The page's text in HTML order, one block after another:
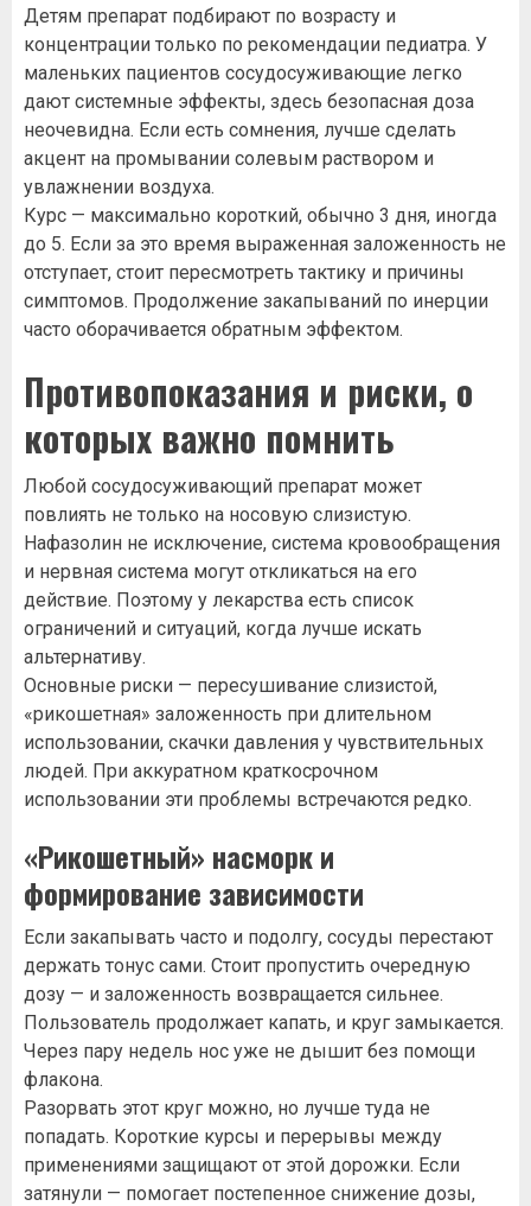
Детям препарат подбирают по возрасту и
концентрации только по рекомендации педиатра. У
маленьких пациентов сосудосуживающие легко
дают системные эффекты, здесь безопасная доза
неочевидна. Если есть сомнения, лучше сделать
акцент на промывании солевым раствором и
увлажнении воздуха.
Курс — максимально короткий, обычно 3 дня, иногда
до 5. Если за это время выраженная заложенность не
отступает, стоит пересмотреть тактику и причины
симптомов. Продолжение закапываний по инерции
часто оборачивается обратным эффектом.
Противопоказания и риски, о
которых важно помнить
Любой сосудосуживающий препарат может
повлиять не только на носовую слизистую.
Нафазолин не исключение, система кровообращения
и нервная система могут откликаться на его
действие. Поэтому у лекарства есть список
ограничений и ситуаций, когда лучше искать
альтернативу.
Основные риски — пересушивание слизистой,
«рикошетная» заложенность при длительном
использовании, скачки давления у чувствительных
людей. При аккуратном краткосрочном
использовании эти проблемы встречаются редко.
«Рикошетный» насморк и
формирование зависимости
Если закапывать часто и подолгу, сосуды перестают
держать тонус сами. Стоит пропустить очередную
дозу — и заложенность возвращается сильнее.
Пользователь продолжает капать, и круг замыкается.
Через пару недель нос уже не дышит без помощи
флакона.
Разорвать этот круг можно, но лучше туда не
попадать. Короткие курсы и перерывы между
применениями защищают от этой дорожки. Если
затянули — помогает постепенное снижение дозы,